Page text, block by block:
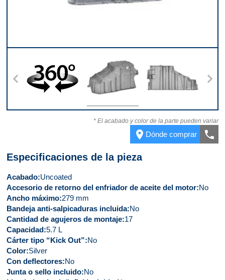
Ángulo Parte trasera
* El acabado y color de la parte pueden variar
place Dónde comprar call
Especificaciones de la pieza
Acabado Uncoated
Accesorio de retorno del enfriador de aceite del motor No
Ancho máximo 279 mm
Bandeja anti-salpicaduras incluida No
Cantidad de agujeros de montaje 17
Capacidad 5.7 L
Cárter tipo “Kick Out” No
Color Silver
Con deflectores No
Junta o sello incluido No